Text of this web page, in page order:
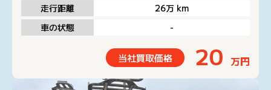
走行距離
26万 km
車の状態
-
当社買取価格 20 万円